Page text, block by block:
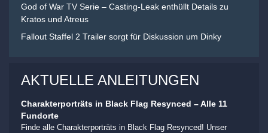
God of War TV Serie – Casting-Leak enthüllt Details zu
Kratos und Atreus
Fallout Staffel 2 Trailer sorgt für Diskussion um Dinky
AKTUELLE ANLEITUNGEN
Charakterporträts in Black Flag Resynced – Alle 11
Fundorte
Finde alle Charakterporträts in Black Flag Resynced! Unser